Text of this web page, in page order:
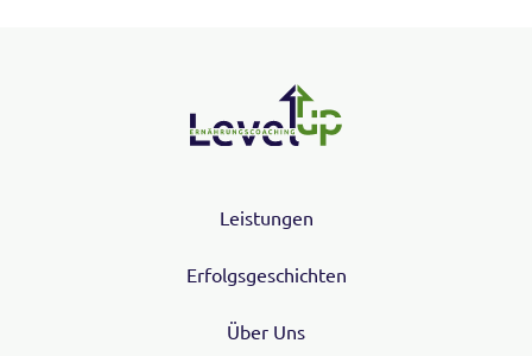
Leistungen
Erfolgsgeschichten
Über Uns